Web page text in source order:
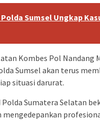
Sumsel Ungkap
Kombes Pol Nandang
Sumsel akan terus
situasi darurat.
Sumatera Selatan
mengedepankan